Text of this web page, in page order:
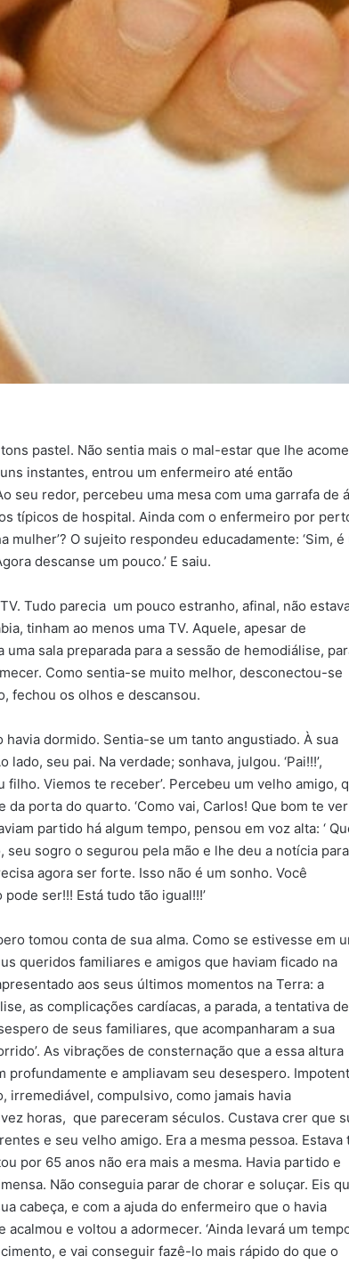
pastel. Não sentia mais o mal-estar que lhe
instantes, entrou um enfermeiro até então
seu redor, percebeu uma mesa com uma garrafa de
típicos de hospital. Ainda com o enfermeiro por
mulher’? O sujeito respondeu educadamente: ‘Sim, é
descanse um pouco.’ E saiu.
Tudo parecia um pouco estranho, afinal, não
tinham ao menos uma TV. Aquele, apesar de
sala preparada para a sessão de hemodiálise,
Como sentia-se muito melhor, desconectou-se
fechou os olhos e descansou.
dormido. Sentia-se um tanto angustiado. À sua
seu pai. Na verdade; sonhava, julgou. ‘Pai!!!’,
filho. Viemos te receber’. Percebeu um velho amigo,
porta do quarto. ‘Como vai, Carlos! Que bom te ver
partido há algum tempo, pensou em voz alta: ‘
seu sogro o segurou pela mão e lhe deu a notícia
agora ser forte. Isso não é um sonho. Você
pode ser!!! Está tudo tão igual!!!’
tomou conta de sua alma. Como se estivesse em
queridos familiares e amigos que haviam ficado na
aos seus últimos momentos na Terra: a
as complicações cardíacas, a parada, a tentativa de
de seus familiares, que acompanharam a sua
As vibrações de consternação que a essa altura
e ampliavam seu desespero.
irremediável, compulsivo, como jamais havia
horas, que pareceram séculos. Custava crer que
e seu velho amigo. Era a mesma pessoa. Estava
por 65 anos não era mais a mesma. Havia partido e
Não conseguia parar de chorar e soluçar. Eis
cabeça, e com a ajuda do enfermeiro que o havia
e voltou a adormecer. ‘Ainda levará um
e vai conseguir fazê-lo mais rápido do que o